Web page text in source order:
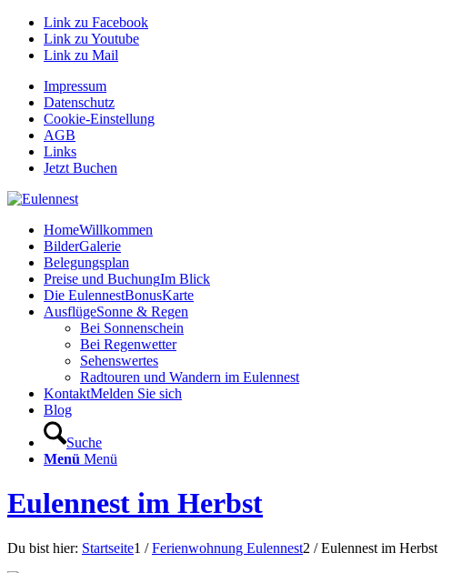
Link zu Facebook
Link zu Youtube
Link zu Mail
Impressum
Datenschutz
Cookie-Einstellung
AGB
Links
Jetzt Buchen
HomeWillkommen
BilderGalerie
Belegungsplan
Preise und BuchungIm Blick
Die EulennestBonusKarte
AusflügeSonne & Regen
Bei Sonnenschein
Bei Regenwetter
Sehenswertes
Radtouren und Wandern im Eulennest
KontaktMelden Sie sich
Blog
Suche
Menü Menü
Eulennest im Herbst
Du bist hier: Startseite1 / Ferienwohnung Eulennest2 / Eulennest im Herbst